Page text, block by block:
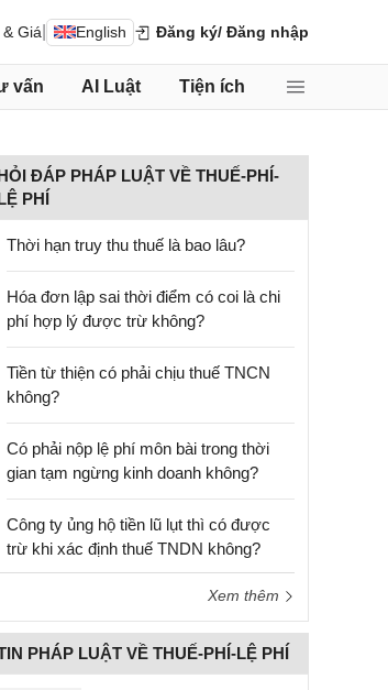
Giá English Đăng ký/ Đăng nhập
vấn AI Luật Tiện ích
ĐÁP PHÁP LUẬT VỀ THUẾ-PHÍ-
PHÍ
Thời hạn truy thu thuế là bao lâu?
Hóa đơn lập sai thời điểm có coi là chi
phí hợp lý được trừ không?
Tiền từ thiện có phải chịu thuế TNCN
không?
Có phải nộp lệ phí môn bài trong thời
gian tạm ngừng kinh doanh không?
Công ty ủng hộ tiền lũ lụt thì có được
trừ khi xác định thuế TNDN không?
Xem thêm
PHÁP LUẬT VỀ THUẾ-PHÍ-LỆ PHÍ